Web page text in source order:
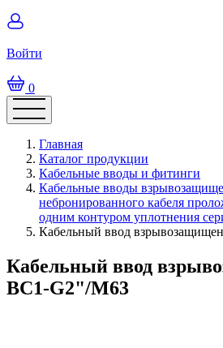
Войти
0
Главная
Каталог продукции
Кабельные вводы и фитинги
Кабельные вводы
небронированного кабеля
одним контуром уплотнения
Кабельный ввод
Кабельный ввод
ВС1-G2"/М63